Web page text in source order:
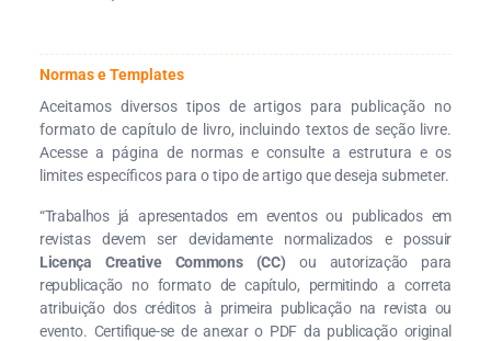
Normas e Templates
Aceitamos diversos tipos de artigos para publicação no
formato de capítulo de livro, incluindo textos de seção livre.
Acesse a página de normas e consulte a estrutura e os
limites específicos para o tipo de artigo que deseja submeter.
“Trabalhos já apresentados em eventos ou publicados em
revistas devem ser devidamente normalizados e possuir
Licença Creative Commons (CC) ou autorização para
republicação no formato de capítulo, permitindo a correta
atribuição dos créditos à primeira publicação na revista ou
evento. Certifique-se de anexar o PDF da publicação original